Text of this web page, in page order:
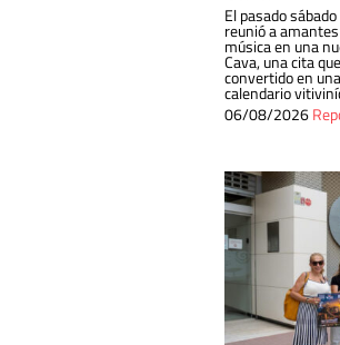
El pasado
reunió a
música en una
Cava, una cita
convertido en
calendario
06/08/2026